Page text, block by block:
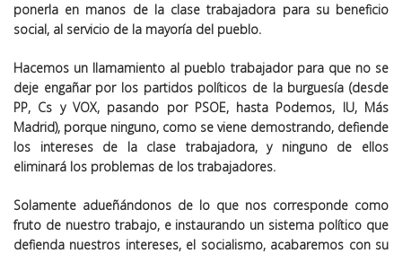
ponerla en manos de la clase trabajadora para su beneficio
social, al servicio de la mayoría del pueblo.
Hacemos un llamamiento al pueblo trabajador para que no se
deje engañar por los partidos políticos de la burguesía (desde
PP, Cs y VOX, pasando por PSOE, hasta Podemos, IU, Más
Madrid), porque ninguno, como se viene demostrando, defiende
los intereses de la clase trabajadora, y ninguno de ellos
eliminará los problemas de los trabajadores.
Solamente adueñándonos de lo que nos corresponde como
fruto de nuestro trabajo, e instaurando un sistema político que
defienda nuestros intereses, el socialismo, acabaremos con su